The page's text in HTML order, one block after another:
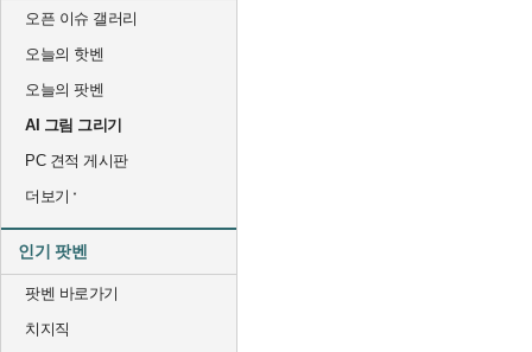
오픈 이슈 갤러리
오늘의 핫벤
오늘의 팟벤
AI 그림 그리기
PC 견적 게시판
더보기
인기 팟벤
팟벤 바로가기
치지직